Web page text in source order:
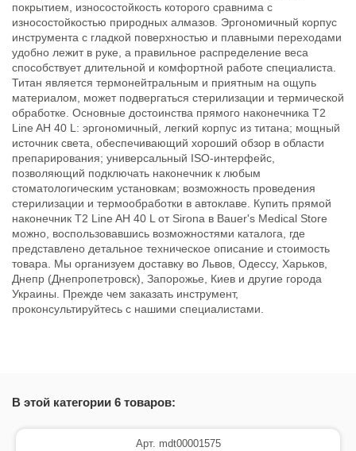
покрытием, износостойкость которого сравнима с
износостойкостью природных алмазов. Эргономичный корпус
инструмента с гладкой поверхностью и плавными переходами
удобно лежит в руке, а правильное распределение веса
способствует длительной и комфортной работе специалиста.
Титан является термонейтральным и приятным на ощупь
материалом, может подвергаться стерилизации и термической
обработке. Основные достоинства прямого наконечника T2
Line AH 40 L: эргономичный, легкий корпус из титана; мощный
источник света, обеспечивающий хороший обзор в области
препарирования; универсальный ISO-интерфейс,
позволяющий подключать наконечник к любым
стоматологическим установкам; возможность проведения
стерилизации и термообработки в автоклаве. Купить прямой
наконечник T2 Line AH 40 L от Sirona в Bauer's Medical Store
можно, воспользовавшись возможностями каталога, где
представлено детальное техническое описание и стоимость
товара. Мы организуем доставку во Львов, Одессу, Харьков,
Днепр (Днепропетровск), Запорожье, Киев и другие города
Украины. Прежде чем заказать инструмент,
проконсультируйтесь с нашими специалистами.
В этой категории 6 товаров:
Арт. mdt00001575